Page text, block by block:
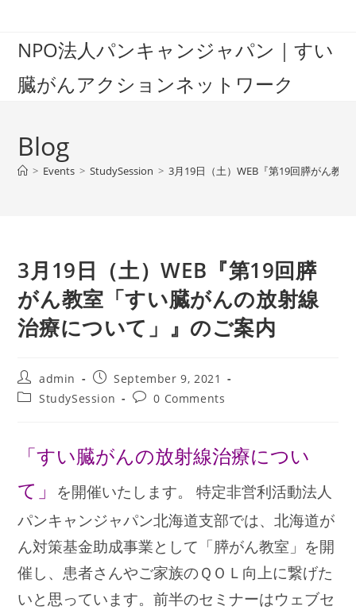
contentNPO法人パンキャンジャパン｜すい
臓がんアクションネットワーク
Blog
> Events > StudySession > 3月19日（土）WEB『第19回膵がん教
3月19日（土）WEB『第19回膵
がん教室「すい臓がんの放射線
治療について」』のご案内
Post
author:
admin
Post
published:
September 9, 2021
PostStudySession
Post0 Comments
「すい臓がんの放射線治療につい
て」
を開催いたします。特定非営利活動法人
パンキャンジャパン北海道支部では、北海道が
ん対策基金助成事業として「膵がん教室」を開
催し、患者さんやご家族のＱＯＬ向上に繋げた
いと思っています。前半のセミナーはウェブセ